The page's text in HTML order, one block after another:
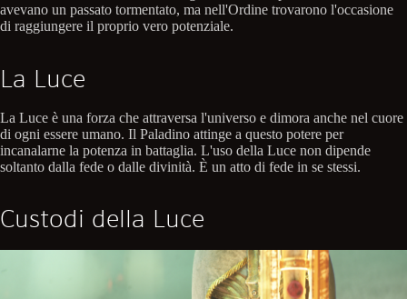
avevano un passato tormentato, ma nell'Ordine trovarono l'occasione
di raggiungere il proprio vero potenziale.
La Luce
La Luce è una forza che attraversa l'universo e dimora anche nel cuore
di ogni essere umano. Il Paladino attinge a questo potere per
incanalarne la potenza in battaglia. L'uso della Luce non dipende
soltanto dalla fede o dalle divinità. È un atto di fede in se stessi.
Custodi della Luce